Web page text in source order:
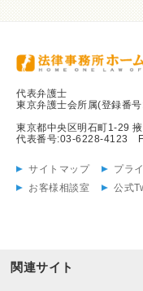
代表弁護士
東京弁護士会所属(登録番
東京都中央区明石町1-29
代表番号:03-6228-4123
サイトマップ プラ
お客様相談室
公式
関連サイト